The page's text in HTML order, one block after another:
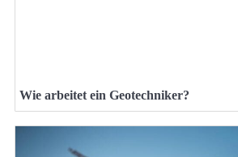
Wie arbeitet ein Geotechniker?